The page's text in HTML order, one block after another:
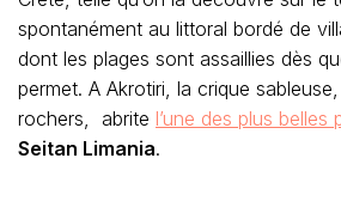
spontanément au littoral bordé de
dont les plages sont assaillies dès
permet. A Akrotiri, la crique
rochers, abrite l’une des plus belles
Seitan Limania.